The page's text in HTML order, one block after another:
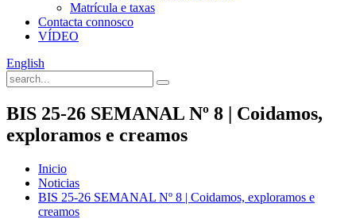
Matrícula e taxas
Contacta connosco
VÍDEO
English
BIS 25-26 SEMANAL Nº 8 | Coidamos,
exploramos e creamos
Inicio
Noticias
BIS 25-26 SEMANAL Nº 8 | Coidamos, exploramos e
creamos